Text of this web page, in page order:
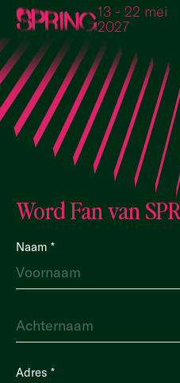
13 - 22 mei
2027
Word Fan van
Fan
worden
Naam *
Adres *